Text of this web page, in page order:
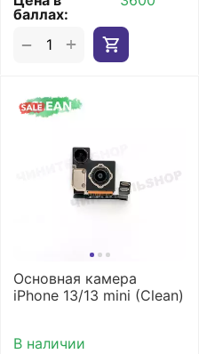
баллах:
+
−
Основная камера
iPhone 13/13 mini (Clean)
В наличии